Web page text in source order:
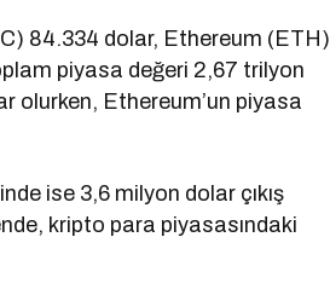
84.334 dolar, Ethereum (ETH)
piyasa değeri 2,67 trilyon
olurken, Ethereum’un piyasa
ise 3,6 milyon dolar çıkış
kripto para piyasasındaki